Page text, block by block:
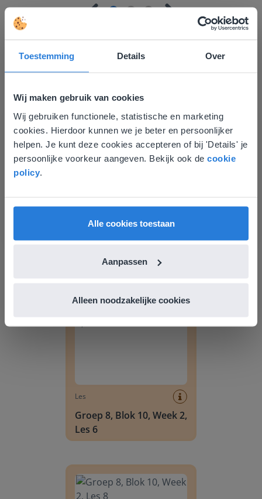
Toestemming Details Over
Wij maken gebruik van cookies
Wij gebruiken functionele, statistische en marketing
cookies. Hierdoor kunnen we je beter en persoonlijker
helpen. Je kunt deze cookies accepteren of bij 'Details' je
persoonlijke voorkeur aangeven. Bekijk ook de cookie
policy
Alle cookies toestaan
Aanpassen
Alleen noodzakelijke cookies
Ontdek meer
Groep 8, Blok 9, Week 3, Les 11
Groep 8, Blok 9, Week 3,
Les
Groep 8, Blok 10, Week 2,
Les 6
Deze website komt niet
overeen met je locatie
Gezien je locatie, denken we dat je misschien
liever naar de website voor English gaat. Hier
English
Vlaanderen